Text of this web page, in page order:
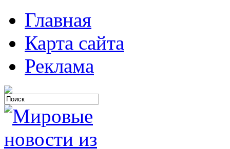
Главная
Карта сайта
Реклама